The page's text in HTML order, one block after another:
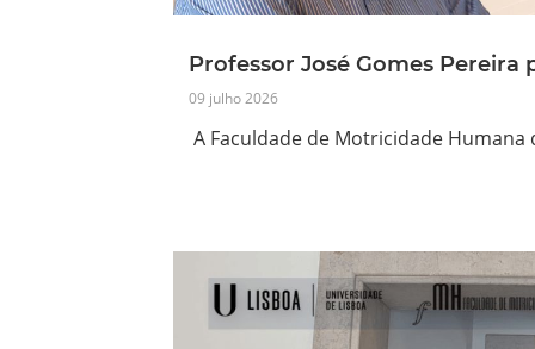
Professor José Gomes Pereira
09 julho 2026
A Faculdade de Motricidade